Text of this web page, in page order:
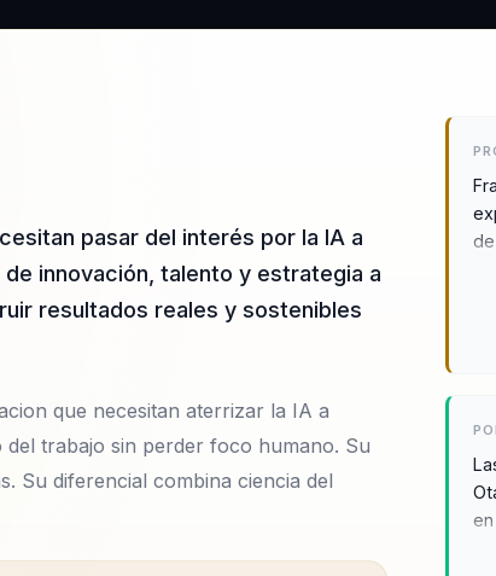
pasar del interés por la IA a
innovación, talento y estrategia a
resultados reales y sostenibles
que necesitan aterrizar la IA a
trabajo sin perder foco humano. Su
Su diferencial combina ciencia del